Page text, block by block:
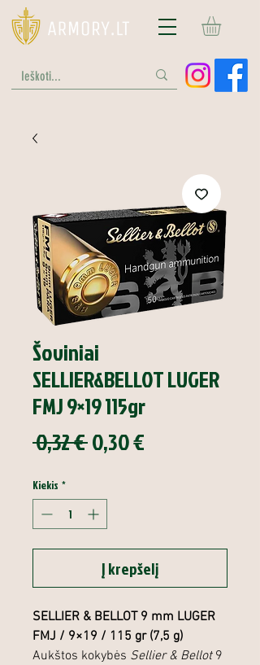
Šoviniai
SELLIER&BELLOT LUGER
FMJ 9×19 115gr
0,32 € Įprastinė
0,30 €Pardavimo
Kiekis *
Į krepšelį
SELLIER & BELLOT 9 mm LUGER
FMJ / 9×19 / 115 gr (7,5 g)
Aukštos kokybės Sellier & Bellot9